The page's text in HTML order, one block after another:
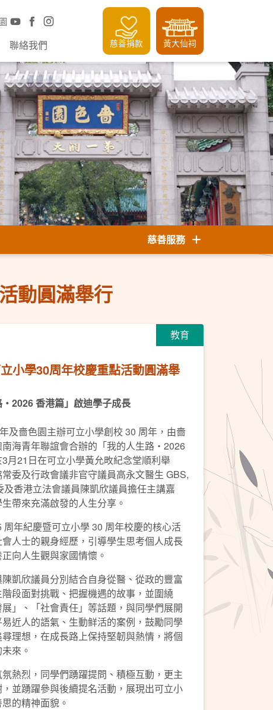
聯絡我們 慈善捐款 黃大仙祠
慈善服務
動圓滿舉行
教育
小學30周年校慶重點活動圓滿舉
2026 香港篇」啟迪學子成長
及嗇色園主辦可立小學創校 30 周年，由嗇
海青年聯誼會合辦的「我的人生路・2026
月21日在可立小學黃允畋紀念堂順利舉
委及行政會議非官守議員高永文醫生 GBS,
香港立法會議員陳凱欣議員擔任主講嘉
帶來充滿啟發的人生分享。
年紀慶暨可立小學 30 周年校慶的核心活
人士的親身經歷，引導學生思考個人成長
向人生觀與家國情懷。
凱欣議員分別結合自身從醫、從政的豐富
段面對挑戰、把握機遇的故事，並圍繞
展」、「社會責任」等話題，與同學們展開
近人的語氣、生動鲜活的案例，鼓勵同學
理想，在成長路上保持堅韌與熱情，將個
來。
熱烈，同學們踴躍提問、積極互動，更主
並踴躍參與後續提名活動，展現出可立小
的精神面貌。